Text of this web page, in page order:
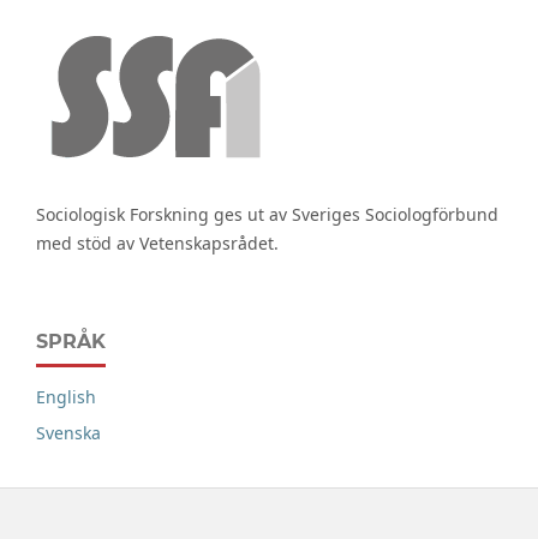
Sociologisk Forskning ges ut av Sveriges Sociologförbund
med stöd av Vetenskapsrådet.
SPRÅK
English
Svenska